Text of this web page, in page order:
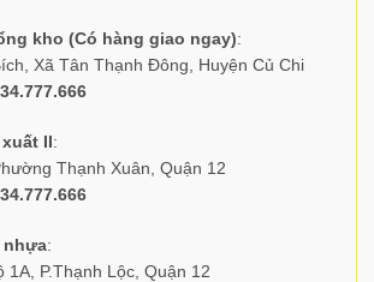
kho (Có hàng giao ngay):
Xã Tân Thạnh Đông, Huyện Củ Chi
II:
Thạnh Xuân, Quận 12
nhựa:
1A, P.Thạnh Lộc, Quận 12